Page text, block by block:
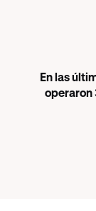
En las
operaron